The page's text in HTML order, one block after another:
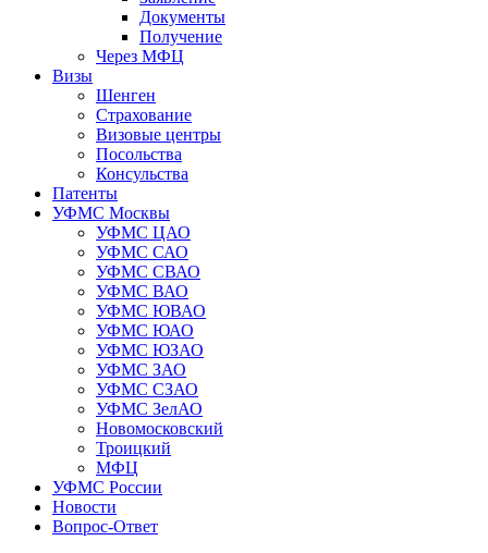
Документы
Получение
Через МФЦ
Визы
Шенген
Страхование
Визовые центры
Посольства
Консульства
Патенты
УФМС Москвы
УФМС ЦАО
УФМС САО
УФМС СВАО
УФМС ВАО
УФМС ЮВАО
УФМС ЮАО
УФМС ЮЗАО
УФМС ЗАО
УФМС СЗАО
УФМС ЗелАО
Новомосковский
Троицкий
МФЦ
УФМС России
Новости
Вопрос-Ответ